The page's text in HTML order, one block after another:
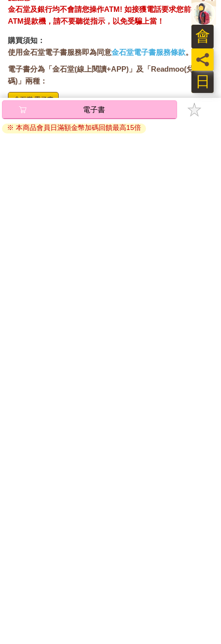
金石堂及銀行均不會請您操作ATM! 如接獲電話要求您前往
ATM提款機，請不要聽從指示，以免受騙上當！
購買須知：
使用金石堂電子書服務即為同意金石堂電子書服務條款。
電子書分為「金石堂(線上閱讀+APP)」及「Readmoo(兌換
碼)」兩種：
將儲存於會員中心→電子書服務「我的e書櫃」，點選線上
閱讀直接開啟閱讀。
電子書
※ 本商品會員日滿額金幣加碼回饋最高15倍
日
員
會